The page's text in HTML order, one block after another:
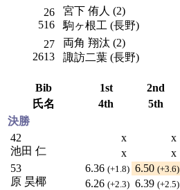
26
516
宮下 侑人 (2)
駒ヶ根工 (長野)
27
2613
両角 翔汰 (2)
諏訪二葉 (長野)
Bib 1st 2nd
氏名
4th 5th
決勝
42
池田 仁
x x
x x
53
原 昊椰
6.36 (+1.8) 6.50 (+3.6)
6.26 (+2.3) 6.39 (+2.5)